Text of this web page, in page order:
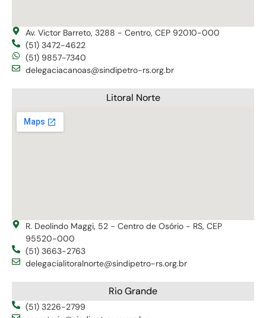
Av. Victor Barreto, 3288 - Centro, CEP 92010-000
(51) 3472-4622
(51) 9857-7340
delegaciacanoas@sindipetro-rs.org.br
Litoral Norte
R. Deolindo Maggi, 52 - Centro de Osório - RS, CEP
95520-000
(51) 3663-2763
delegacialitoralnorte@sindipetro-rs.org.br
Rio Grande
(51) 3226-2799